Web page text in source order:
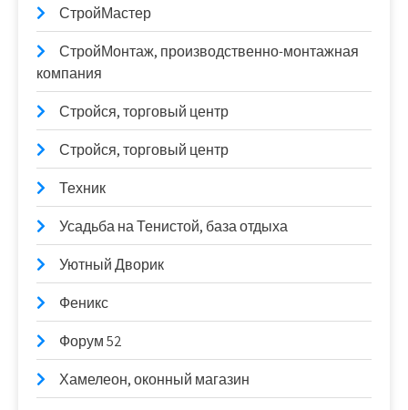
СтройМастер
СтройМонтаж, производственно-монтажная
компания
Стройся, торговый центр
Стройся, торговый центр
Техник
Усадьба на Тенистой, база отдыха
Уютный Дворик
Феникс
Форум 52
Хамелеон, оконный магазин